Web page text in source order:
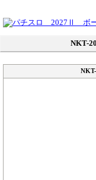
NKT-